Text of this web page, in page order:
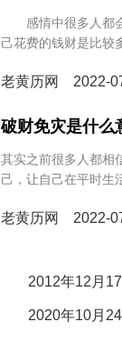
感情中很多人都会
己花费的钱财是比较
呢？
老黄历网 2022-
破财免灾是什么
其实之前很多人都相
己，让自己在平时生
体是什么意思吧！
老黄历网 2022-
2012年12月
2020年10月